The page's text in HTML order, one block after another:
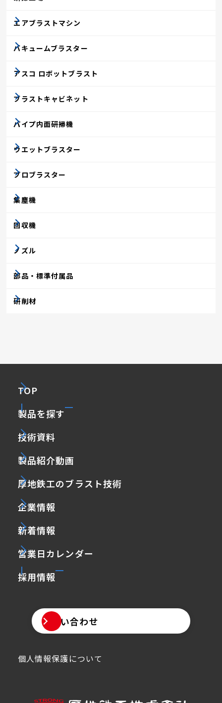
エアブラストマシン
バキュームブラスター
アスコ ロボットブラスト
ブラストキャビネット
パイプ内面研掃機
ウエットブラスター
プロブラスター
集塵機
回収機
ノズル
部品・標準付属品
研削材
TOP
製品を探す
技術資料
製品紹介動画
厚地鉄工のブラスト技術
企業情報
新着情報
営業日カレンダー
採用情報
お問い合わせ
個人情報保護について